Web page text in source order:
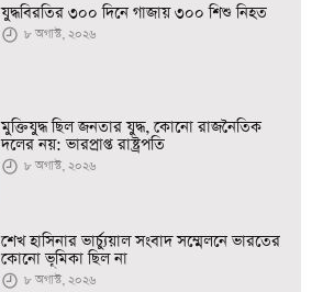
যুদ্ধবিরতির ৩০০ দিনে গাজায় ৩০০ শিশু নিহত
৮ অগাস্ট, ২০২৬
মুক্তিযুদ্ধ ছিল জনতার যুদ্ধ, কোনো রাজনৈতিক
দলের নয়: ভারপ্রাপ্ত রাষ্ট্রপতি
৮ অগাস্ট, ২০২৬
শেখ হাসিনার ভার্চ্যুয়াল সংবাদ সম্মেলনে ভারতের
কোনো ভূমিকা ছিল না
৮ অগাস্ট, ২০২৬